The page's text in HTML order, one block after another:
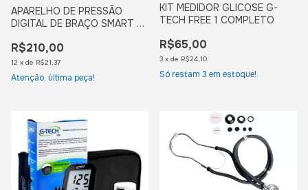
APARELHO DE PRESSÃO
DIGITAL DE BRAÇO SMART G-
R$210,00
12 x de R$21,37
Atenção, última peça!
KIT MEDIDOR GLICOSE G-
TECH FREE 1 COMPLETO
R$65,00
3 x de R$24,10
Só restam 3 em estoque!